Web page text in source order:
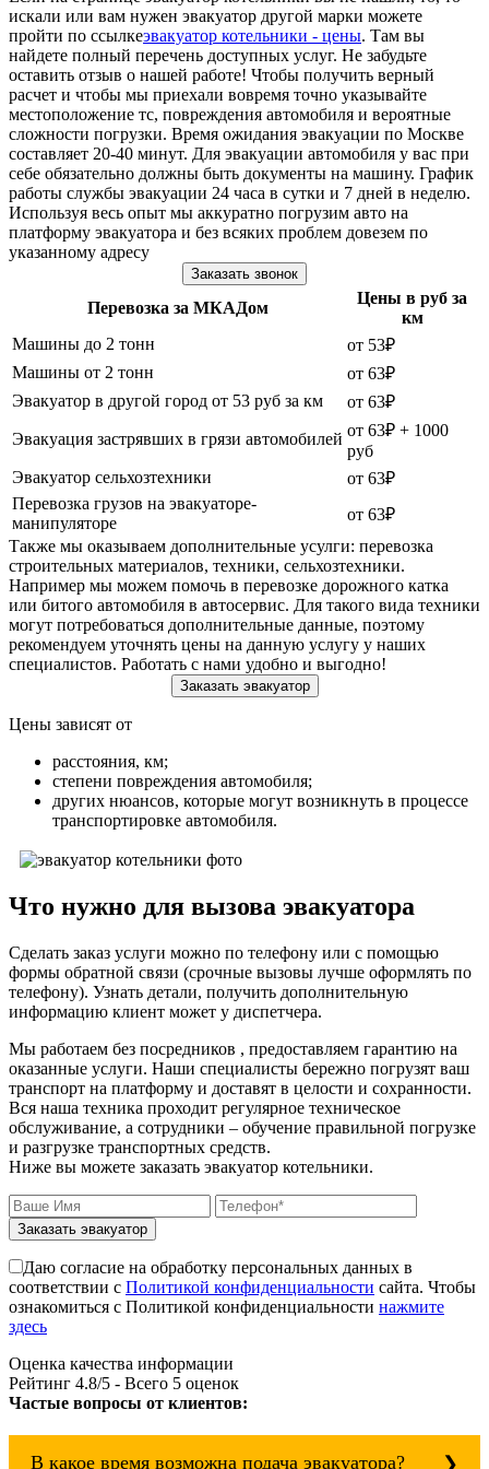
искали или вам нужен эвакуатор другой марки можете
пройти по ссылкеэвакуатор котельники - цены. Там вы
найдете полный перечень доступных услуг. Не забудьте
оставить отзыв о нашей работе! Чтобы получить верный
расчет и чтобы мы приехали вовремя точно указывайте
местоположение тс, повреждения автомобиля и вероятные
сложности погрузки. Время ожидания эвакуации по Москве
составляет 20-40 минут. Для эвакуации автомобиля у вас при
себе обязательно должны быть документы на машину. График
работы службы эвакуации 24 часа в сутки и 7 дней в неделю.
Используя весь опыт мы аккуратно погрузим авто на
платформу эвакуатора и без всяких проблем довезем по
указанному адресу
Заказать звонок
Перевозка за МКАДом
Цены в руб за
км
Машины до 2 тонн
от 53₽
Машины от 2 тонн
от 63₽
Эвакуатор в другой город от 53 руб за км
от 63₽
Эвакуация застрявших в грязи автомобилей от 63₽ + 1000
руб
Эвакуатор сельхозтехники
от 63₽
Перевозка грузов на эвакуаторе-
манипуляторе
от 63₽
Также мы оказываем дополнительные усулги: перевозка
строительных материалов, техники, сельхозтехники.
Например мы можем помочь в перевозке дорожного катка
или битого автомобиля в автосервис. Для такого вида техники
могут потребоваться дополнительные данные, поэтому
рекомендуем уточнять цены на данную услугу у наших
специалистов. Работать с нами удобно и выгодно!
Заказать эвакуатор
Цены зависят от
расстояния, км;
степени повреждения автомобиля;
других нюансов, которые могут возникнуть в процессе
транспортировке автомобиля.
Что нужно для вызова эвакуатора
Сделать заказ услуги можно по телефону или с помощью
формы обратной связи (срочные вызовы лучше оформлять по
телефону). Узнать детали, получить дополнительную
информацию клиент может у диспетчера.
Мы работаем без посредников , предоставляем гарантию на
оказанные услуги. Наши специалисты бережно погрузят ваш
транспорт на платформу и доставят в целости и сохранности.
Вся наша техника проходит регулярное техническое
обслуживание, а сотрудники – обучение правильной погрузке
и разгрузке транспортных средств.
Ниже вы можете заказать эвакуатор котельники.
Заказать эвакуатор
Даю согласие на обработку персональных данных в
соответствии с Политикой конфиденциальности сайта. Чтобы
ознакомиться с Политикой конфиденциальности нажмите
здесь
Оценка качества информации
Рейтинг 4.8/5 - Всего 5 оценок
Частые вопросы от клиентов:
В какое время возможна подача эвакуатора?